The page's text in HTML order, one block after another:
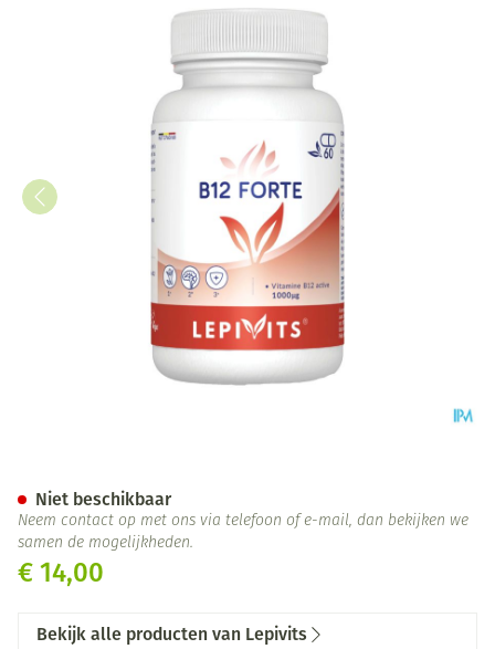
€ 14,00
Niet beschikbaar
Neem contact op met ons via telefoon of e-mail, dan bekijken we
samen de mogelijkheden.
Bekijk alle producten van Lepivits